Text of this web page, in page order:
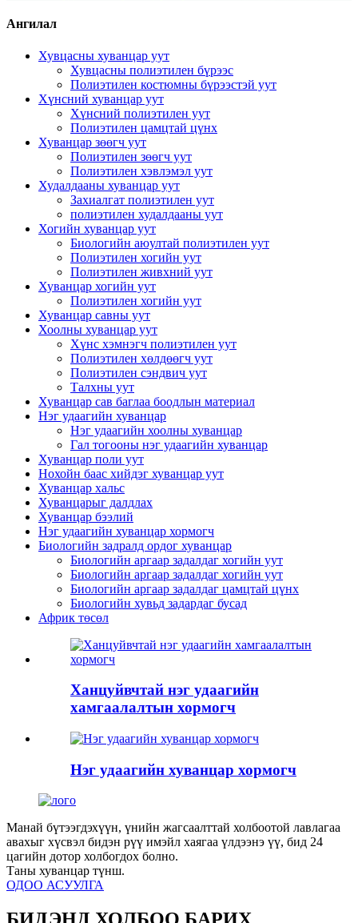
Ангилал
Хувцасны хуванцар уут
Хувцасны полиэтилен бүрээс
Полиэтилен костюмны бүрээстэй уут
Хүнсний хуванцар уут
Хүнсний полиэтилен уут
Полиэтилен цамцтай цүнх
Хуванцар зөөгч уут
Полиэтилен зөөгч уут
Полиэтилен хэвлэмэл уут
Худалдааны хуванцар уут
Захиалгат полиэтилен уут
полиэтилен худалдааны уут
Хогийн хуванцар уут
Биологийн аюултай полиэтилен уут
Полиэтилен хогийн уут
Полиэтилен живхний уут
Хуванцар хогийн уут
Полиэтилен хогийн уут
Хуванцар савны уут
Хоолны хуванцар уут
Хүнс хэмнэгч полиэтилен уут
Полиэтилен хөлдөөгч уут
Полиэтилен сэндвич уут
Талхны уут
Хуванцар сав баглаа боодлын материал
Нэг удаагийн хуванцар
Нэг удаагийн хоолны хуванцар
Гал тогооны нэг удаагийн хуванцар
Хуванцар поли уут
Нохойн баас хийдэг хуванцар уут
Хуванцар хальс
Хуванцарыг далдлах
Хуванцар бээлий
Нэг удаагийн хуванцар хормогч
Биологийн задралд ордог хуванцар
Биологийн аргаар задалдаг хогийн уут
Биологийн аргаар задалдаг хогийн уут
Биологийн аргаар задалдаг цамцтай цүнх
Биологийн хувьд задардаг бусад
Африк төсөл
Ханцуйвчтай нэг удаагийн
хамгаалалтын хормогч
Нэг удаагийн хуванцар хормогч
Манай бүтээгдэхүүн, үнийн жагсаалттай холбоотой лавлагаа
авахыг хүсвэл бидэн рүү имэйл хаягаа үлдээнэ үү, бид 24
цагийн дотор холбогдох болно.
Таны хуванцар түнш.
ОДОО АСУУЛГА